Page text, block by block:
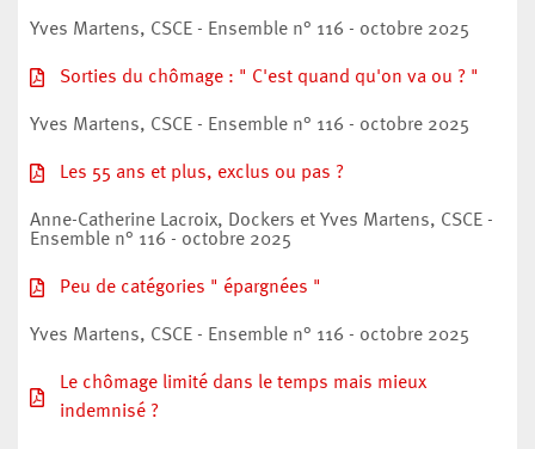
Yves Martens, CSCE - Ensemble n° 116 - octobre 2025
Sorties du chômage : " C'est quand qu'on va ou ? "
Yves Martens, CSCE - Ensemble n° 116 - octobre 2025
Les 55 ans et plus, exclus ou pas ?
Anne-Catherine Lacroix, Dockers et Yves Martens, CSCE -
Ensemble n° 116 - octobre 2025
Peu de catégories " épargnées "
Yves Martens, CSCE - Ensemble n° 116 - octobre 2025
Le chômage limité dans le temps mais mieux
indemnisé ?